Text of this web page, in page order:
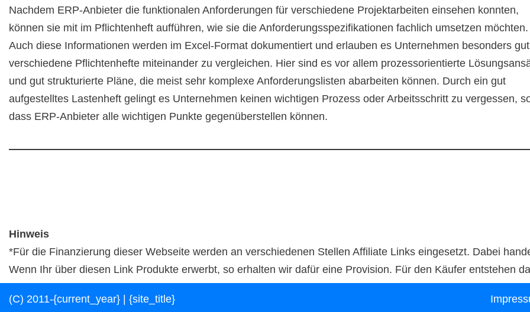
Nachdem ERP-Anbieter die funktionalen Anforderungen für verschiedene Projektarbeiten einsehen konnten,
können sie mit im Pflichtenheft aufführen, wie sie die Anforderungsspezifikationen fachlich umsetzen möchten.
Auch diese Informationen werden im Excel-Format dokumentiert und erlauben es Unternehmen besonders gut
verschiedene Pflichtenhefte miteinander zu vergleichen. Hier sind es vor allem prozessorientierte
und gut strukturierte Pläne, die meist sehr komplexe Anforderungslisten abarbeiten können. Durch ein gut
aufgestelltes Lastenheft gelingt es Unternehmen keinen wichtigen Prozess oder Arbeitsschritt zu vergessen,
dass ERP-Anbieter alle wichtigen Punkte gegenüberstellen können.
Hinweis
*Für die Finanzierung dieser Webseite werden an verschiedenen Stellen Affiliate Links eingesetzt. Dabei
Wenn Ihr über diesen Link Produkte erwerbt, so erhalten wir dafür eine Provision. Für den Käufer entstehen
(C) 2011-{current_year} | {site_title}